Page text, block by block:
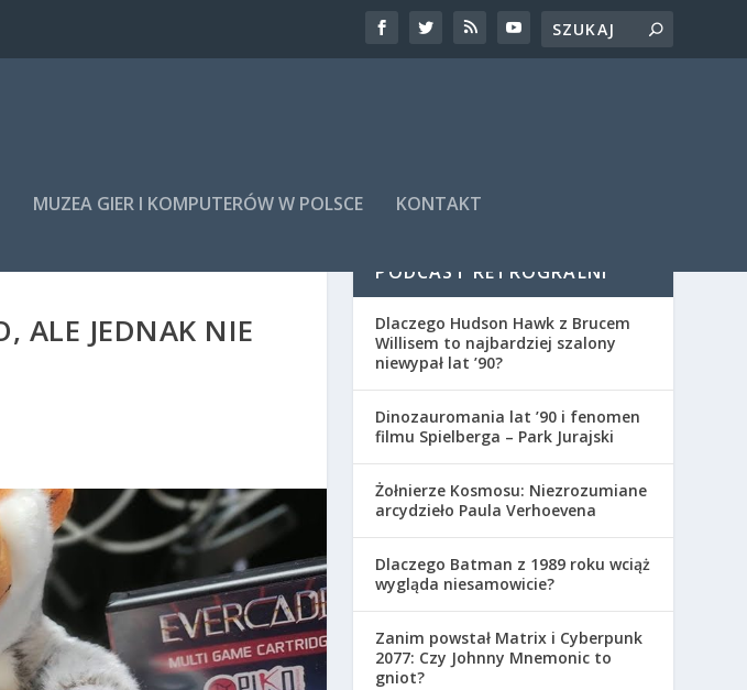
MUZEA GIER I KOMPUTERÓW W POLSCE KONTAKT
ALE JEDNAK NIE
PODCAST RETROGRALNI
Dlaczego Hudson Hawk z Brucem
Willisem to najbardziej szalony
niewypał lat ’90?
Dinozauromania lat ’90 i fenomen
filmu Spielberga – Park Jurajski
Żołnierze Kosmosu: Niezrozumiane
arcydzieło Paula Verhoevena
Dlaczego Batman z 1989 roku wciąż
wygląda niesamowicie?
Zanim powstał Matrix i Cyberpunk
2077: Czy Johnny Mnemonic to
gniot?